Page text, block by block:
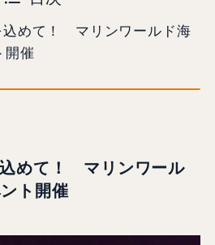
込めて！ マリンワールド海
開催
めて！ マリンワール
ト開催